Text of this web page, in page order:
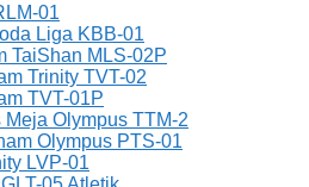
01
Liga KBB-01
TaiShan MLS-02P
Trinity TVT-02
TVT-01P
Olympus TTM-2
Olympus PTS-01
LVP-01